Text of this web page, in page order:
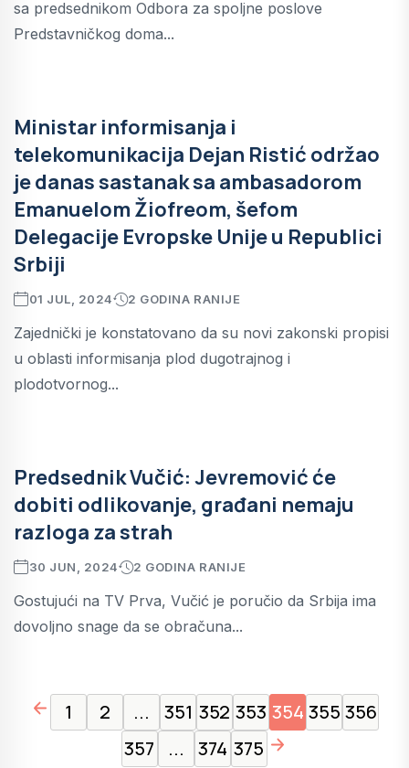
sa predsednikom Odbora za spoljne poslove
Predstavničkog doma...
Ministar informisanja i
telekomunikacija Dejan Ristić održao
je danas sastanak sa ambasadorom
Emanuelom Žiofreom, šefom
Delegacije Evropske Unije u Republici
Srbiji
01 JUL, 2024 2 GODINA RANIJE
Zajednički je konstatovano da su novi zakonski propisi
u oblasti informisanja plod dugotrajnog i
plodotvornog...
Predsednik Vučić: Jevremović će
dobiti odlikovanje, građani nemaju
razloga za strah
30 JUN, 2024 2 GODINA RANIJE
Gostujući na TV Prva, Vučić je poručio da Srbija ima
dovoljno snage da se obračuna...
page left arrow
1 2 ... 351 352 353 354 355 356
357
... 374 375